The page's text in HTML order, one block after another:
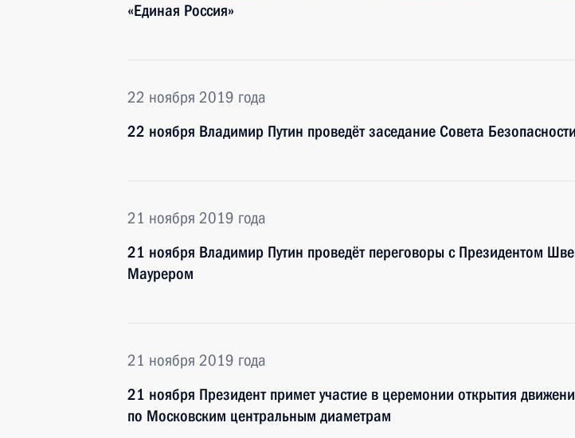
«Единая Россия»
22 ноября 2019 года
22 ноября Владимир Путин проведёт заседание Совета Безопасности
21 ноября 2019 года
21 ноября Владимир Путин проведёт переговоры с Президентом
Маурером
21 ноября 2019 года
21 ноября Президент примет участие в церемонии открытия
по Московским центральным диаметрам